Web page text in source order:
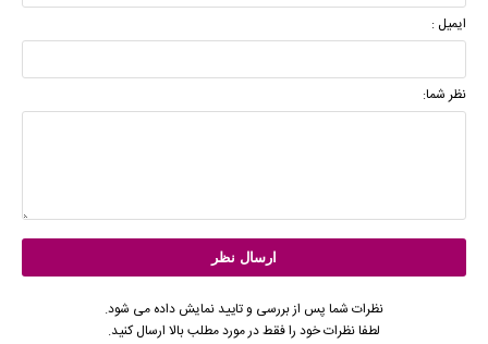
ایمیل :
نظر شما:
نظرات شما پس از بررسی و تایید نمایش داده می شود.
لطفا نظرات خود را فقط در مورد مطلب بالا ارسال کنید.